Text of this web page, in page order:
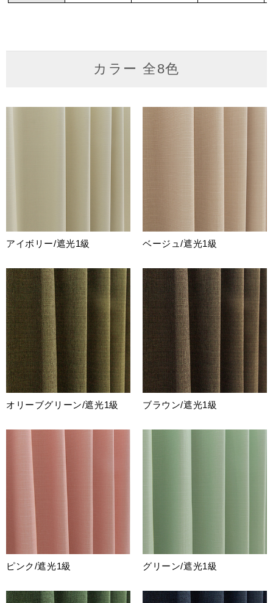
カラー 全8色
アイボリー/遮光1級 ベージュ/遮光1級
オリーブグリーン/遮光1級 ブラウン/遮光1級
ピンク/遮光1級 グリーン/遮光1級